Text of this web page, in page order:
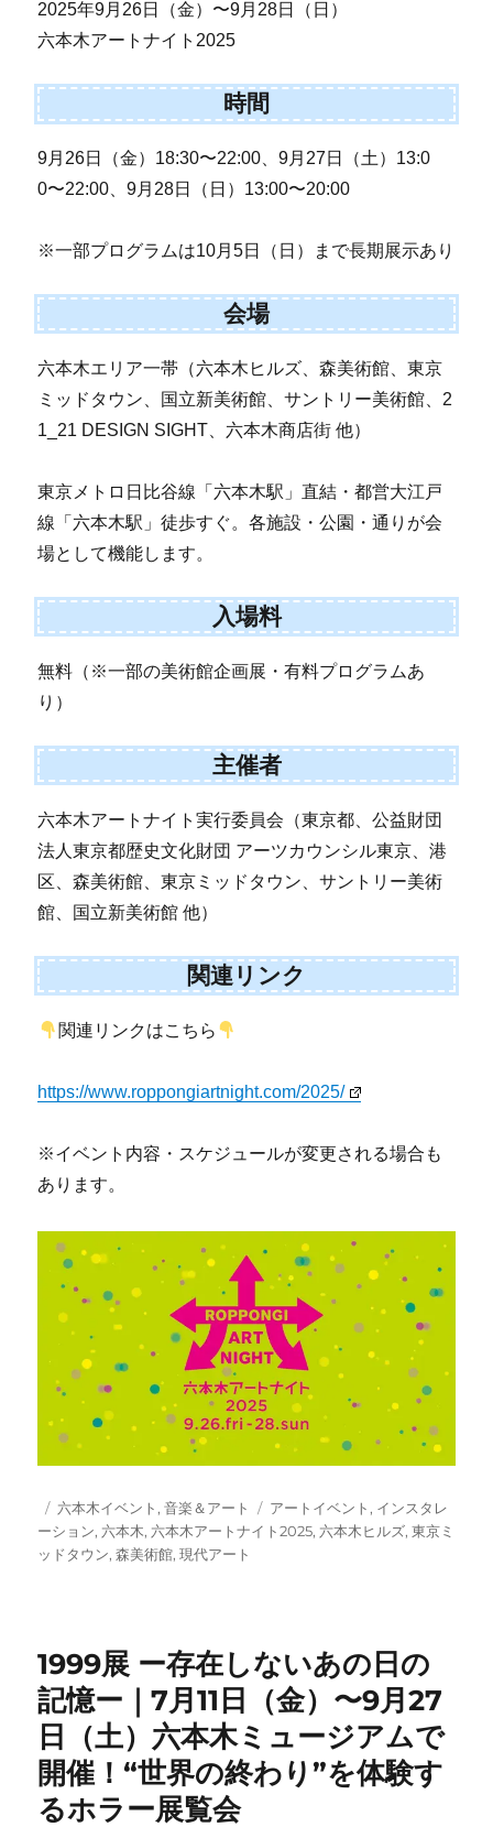
2025年9月26日（金）〜9月28日（日）
六本木アートナイト2025
時間
9月26日（金）18:30〜22:00、9月27日（土）13:0
0〜22:00、9月28日（日）13:00〜20:00
※一部プログラムは10月5日（日）まで長期展示あり
会場
六本木エリア一帯（六本木ヒルズ、森美術館、東京
ミッドタウン、国立新美術館、サントリー美術館、2
1_21 DESIGN SIGHT、六本木商店街 他）
東京メトロ日比谷線「六本木駅」直結・都営大江戸
線「六本木駅」徒歩すぐ。各施設・公園・通りが会
場として機能します。
入場料
無料（※一部の美術館企画展・有料プログラムあ
り）
主催者
六本木アートナイト実行委員会（東京都、公益財団
法人東京都歴史文化財団 アーツカウンシル東京、港
区、森美術館、東京ミッドタウン、サントリー美術
館、国立新美術館 他）
関連リンク
関連リンクはこちら
https://www.roppongiartnight.com/2025/
※イベント内容・スケジュールが変更される場合も
あります。
投
稿
日:
カ
テ
ゴ
六本木イベント,音楽＆アート
タ
グ
アートイベント, インスタレ
ーション, 六本木, 六本木アートナイト2025, 六本木ヒルズ,東京ミ
ッドタウン,森美術館,現代アート
1999展 ー存在しないあの日の
記憶ー｜7月11日（金）〜9月27
日（土）六本木ミュージアムで
開催！“世界の終わり”を体験す
るホラー展覧会